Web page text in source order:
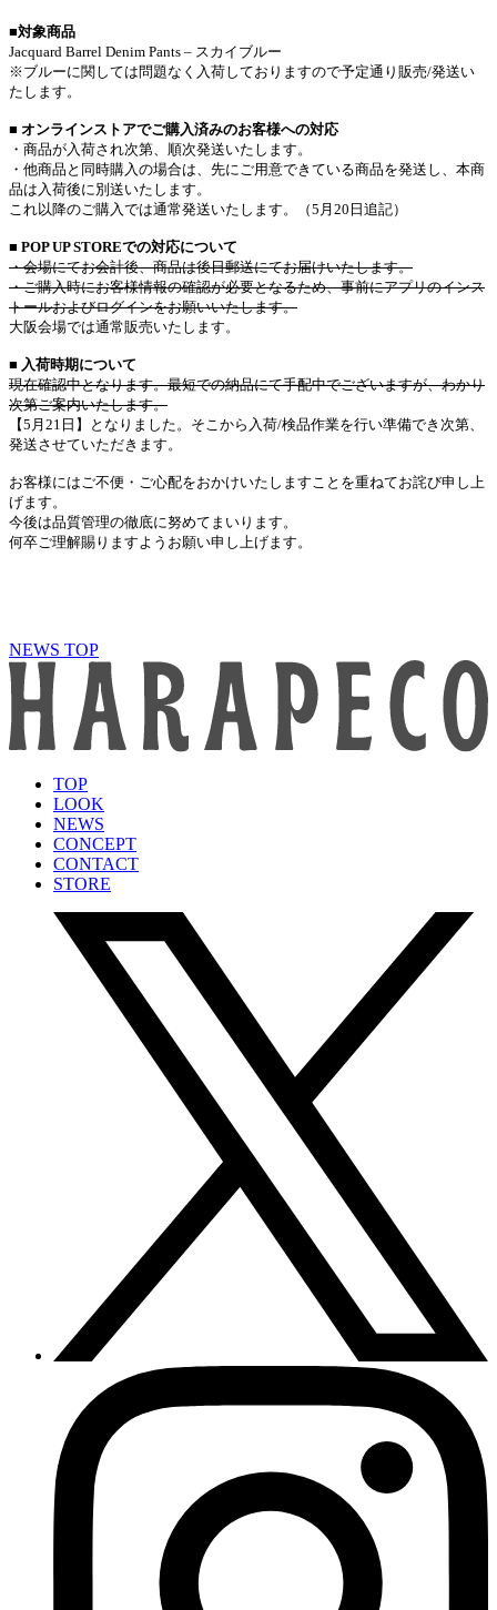
■対象商品
Jacquard Barrel Denim Pants – スカイブルー
※ブルーに関しては問題なく入荷しておりますので予定通り販売/発送い
たします。
■ オンラインストアでご購入済みのお客様への対応
・商品が入荷され次第、順次発送いたします。
・他商品と同時購入の場合は、先にご用意できている商品を発送し、本商
品は入荷後に別送いたします。
これ以降のご購入では通常発送いたします。（5月20日追記）
■ POP UP STOREでの対応について
・会場にてお会計後、商品は後日郵送にてお届けいたします。
・ご購入時にお客様情報の確認が必要となるため、事前にアプリのインス
トールおよびログインをお願いいたします。
大阪会場では通常販売いたします。
■ 入荷時期について
現在確認中となります。最短での納品にて手配中でございますが、わかり
次第ご案内いたします。
【5月21日】となりました。そこから入荷/検品作業を行い準備でき次第、
発送させていただきます。
お客様にはご不便・ご心配をおかけいたしますことを重ねてお詫び申し上
げます。
今後は品質管理の徹底に努めてまいります。
何卒ご理解賜りますようお願い申し上げます。
NEWS TOP
TOP
LOOK
NEWS
CONCEPT
CONTACT
STORE